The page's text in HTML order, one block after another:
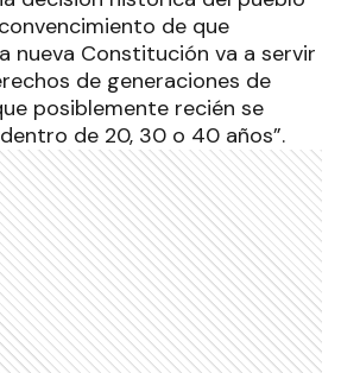
de que
nueva Constitución va a servir
de generaciones de
posiblemente recién se
de 20, 30 o 40 años”.